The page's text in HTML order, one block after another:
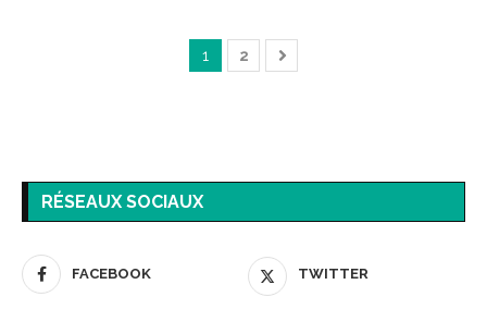
1 2
RÉSEAUX SOCIAUX
FACEBOOK TWITTER